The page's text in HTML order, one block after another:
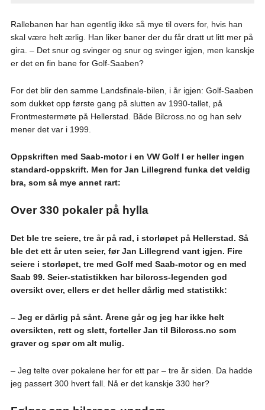
Rallebanen har han egentlig ikke så mye til overs for, hvis han
skal være helt ærlig. Han liker baner der du får dratt ut litt mer på
gira. – Det snur og svinger og snur og svinger igjen, men kanskje
er det en fin bane for Golf-Saaben?
For det blir den samme Landsfinale-bilen, i år igjen: Golf-Saaben
som dukket opp første gang på slutten av 1990-tallet, på
Frontmestermøte på Hellerstad. Både Bilcross.no og han selv
mener det var i 1999.
Oppskriften med Saab-motor i en VW Golf I er heller ingen
standard-oppskrift. Men for Jan Lillegrend funka det veldig
bra, som så mye annet rart:
Over 330 pokaler på hylla
Det ble tre seiere, tre år på rad, i storløpet på Hellerstad. Så
ble det ett år uten seier, før Jan Lillegrend vant igjen. Fire
seiere i storløpet, tre med Golf med Saab-motor og en med
Saab 99. Seier-statistikken har bilcross-legenden god
oversikt over, ellers er det heller dårlig med statistikk:
– Jeg er dårlig på sånt. Årene går og jeg har ikke helt
oversikten, rett og slett, forteller Jan til Bilcross.no som
graver og spør om alt mulig.
– Jeg telte over pokalene her for ett par – tre år siden. Da hadde
jeg passert 300 hvert fall. Nå er det kanskje 330 her?